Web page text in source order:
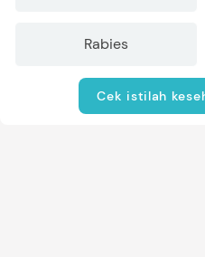
Rabies
Cek istilah